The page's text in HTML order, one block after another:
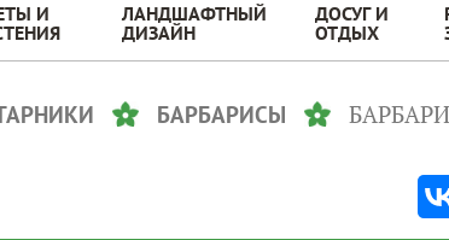
И
ЛАНДШАФТНЫЙ
ДИЗАЙН
ДОСУГ И
ОТДЫХ
БАРБАРИСЫ